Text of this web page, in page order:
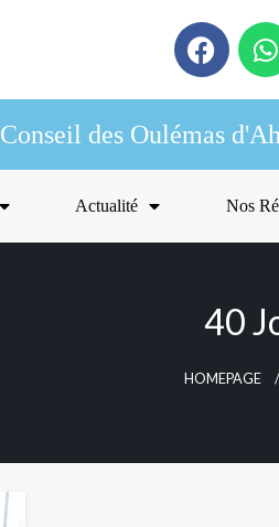
Conseil des Oulémas
Actualité Nos
40
HOMEPAGE